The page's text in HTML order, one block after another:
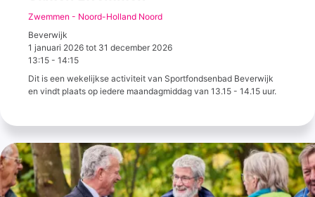
Zwemmen - Noord-Holland Noord
Beverwijk
1 januari 2026 tot 31 december 2026
13:15 - 14:15
Dit is een wekelijkse activiteit van Sportfondsenbad Beverwijk
en vindt plaats op iedere maandagmiddag van 13.15 - 14.15 uur.